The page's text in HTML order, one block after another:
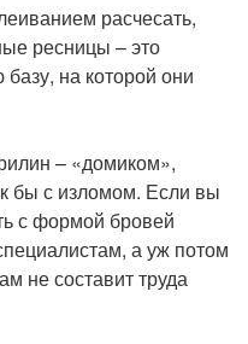
расчесать,
ресницы – это
на которой они
– «домиком»,
бы с изломом. Если вы
с формой бровей
а уж потом
не составит труда